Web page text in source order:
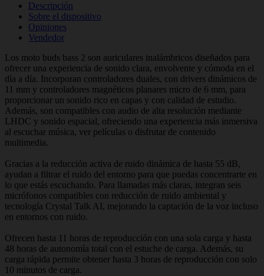
Descripción
Sobre el dispositivo
Opiniones
Vendedor
Los moto buds bass 2 son auriculares inalámbricos diseñados para
ofrecer una experiencia de sonido clara, envolvente y cómoda en el
día a día. Incorporan controladores duales, con drivers dinámicos de
11 mm y controladores magnéticos planares micro de 6 mm, para
proporcionar un sonido rico en capas y con calidad de estudio.
Además, son compatibles con audio de alta resolución mediante
LHDC y sonido espacial, ofreciendo una experiencia más inmersiva
al escuchar música, ver películas o disfrutar de contenido
multimedia.
Gracias a la reducción activa de ruido dinámica de hasta 55 dB,
ayudan a filtrar el ruido del entorno para que puedas concentrarte en
lo que estás escuchando. Para llamadas más claras, integran seis
micrófonos compatibles con reducción de ruido ambiental y
tecnología Crystal Talk AI, mejorando la captación de la voz incluso
en entornos con ruido.
Ofrecen hasta 11 horas de reproducción con una sola carga y hasta
48 horas de autonomía total con el estuche de carga. Además, su
carga rápida permite obtener hasta 3 horas de reproducción con solo
10 minutos de carga.